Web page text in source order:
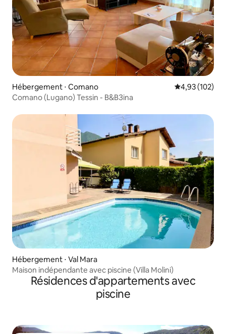
Hébergement ⋅ Comano Évaluation
4,93 (102)
Comano (Lugano) Tessin - B&BЗina
Hébergement ⋅ Val Mara
Maison indépendante avec piscine (Villa Molini)
Résidences d'appartements avec
piscine